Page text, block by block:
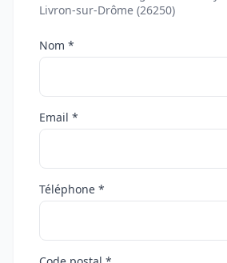
Livron-sur-Drôme (26250)
Nom *
Email *
Téléphone *